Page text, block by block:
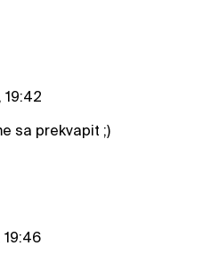
19:42
sa prekvapit ;)
19:46